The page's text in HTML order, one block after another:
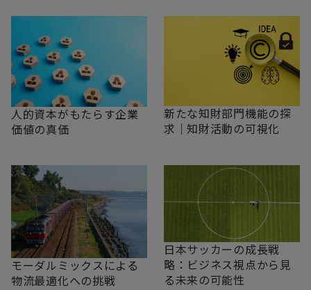
人的資本がもたらす企業
価値の真価
新たな知財部門機能の探
求｜知財活動の可視化
モーダルミックスによる
物流最適化への挑戦
日本サッカーの成長戦
略：ビジネス視点から見
る未来の可能性